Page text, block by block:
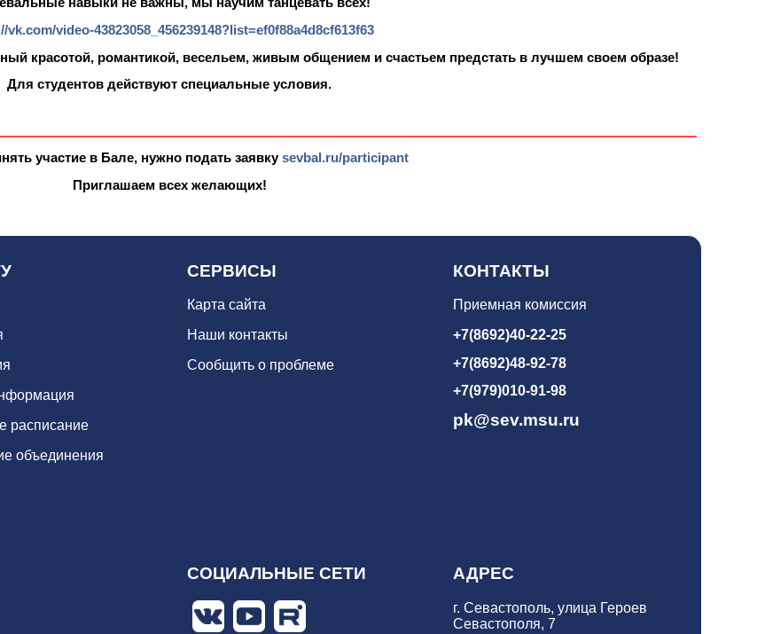
навыки не важны, мы научим танцевать всех!
vk.com/video-43823058_456239148?list=ef0f88a4d8cf613f63
красотой, романтикой, весельем, живым общением и счастьем предстать в лучшем своем образе!
Для студентов действуют специальные условия.
участие в Бале, нужно подать заявкуsevbal.ru/participant
Приглашаем всех желающих!
расписание
объединения
СЕРВИСЫ
Карта сайта
Наши контакты
Сообщить о проблеме
КОНТАКТЫ
Приемная комиссия
+7(8692)40-22-25
+7(8692)48-92-78
+7(979)010-91-98
pk@sev.msu.ru
СОЦИАЛЬНЫЕ СЕТИ АДРЕС
г. Севастополь, улица Героев
Севастополя, 7